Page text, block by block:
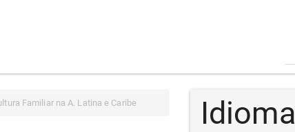
Familiar na A. Latina e Caribe Idioma